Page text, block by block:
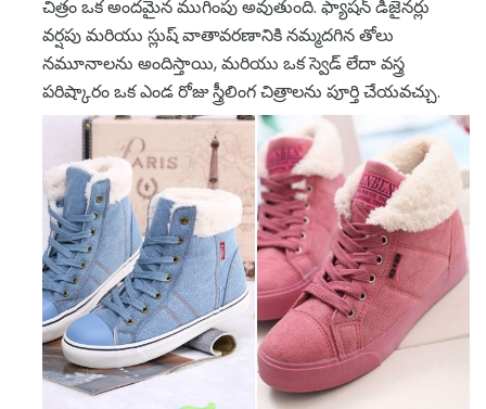
చిత్రం ఒక అందమైన ముగింపు అవుతుంది. ఫ్యాషన్ డిజైనర్లు
వర్షపు మరియు స్లుష్ వాతావరణానికి నమ్మదగిన తోలు
నమూనాలను అందిస్తాయి, మరియు ఒక స్వెడ్ లేదా వస్త్ర
పరిష్కారం ఒక ఎండ రోజు స్త్రీలింగ చిత్రాలను పూర్తి చేయవచ్చు.